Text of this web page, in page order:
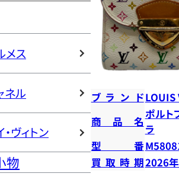
メス
ネル
ヴィトン
物
ブランドLOUIS
商品名
ポルト
ラ
型番
買取時期2026